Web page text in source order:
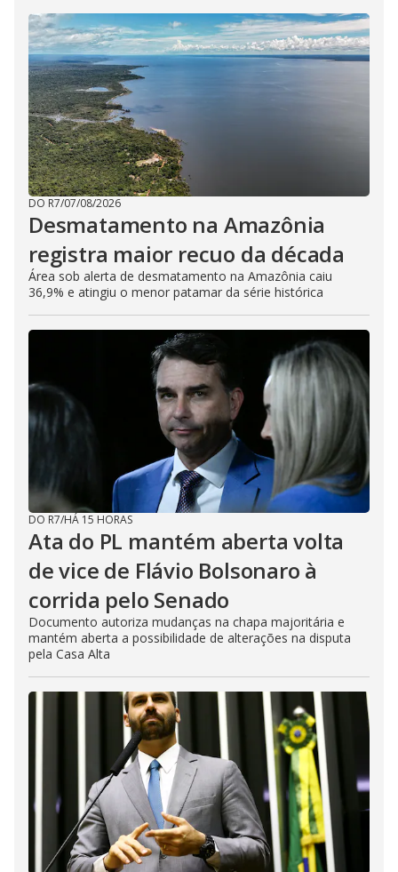
DO R7/07/08/2026
Desmatamento na Amazônia
registra maior recuo da década
Área sob alerta de desmatamento na Amazônia caiu
36,9% e atingiu o menor patamar da série histórica
DO R7/HÁ 15 HORAS
Ata do PL mantém aberta volta
de vice de Flávio Bolsonaro à
corrida pelo Senado
Documento autoriza mudanças na chapa majoritária e
mantém aberta a possibilidade de alterações na disputa
pela Casa Alta